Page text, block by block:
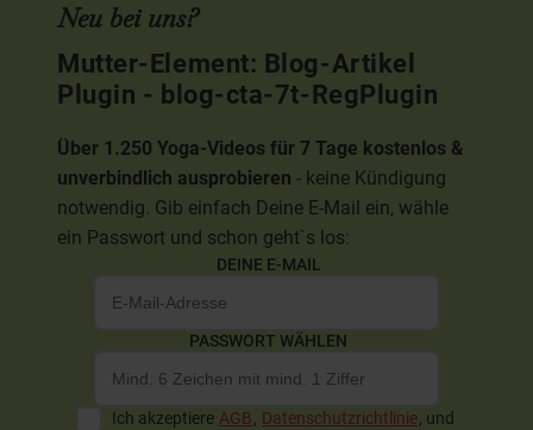
Neu bei uns?
Mutter-Element: Blog-Artikel
Plugin - blog-cta-7t-RegPlugin
Über 1.250 Yoga-Videos für 7 Tage kostenlos &
unverbindlich ausprobieren - keine Kündigung
notwendig. Gib einfach Deine E-Mail ein, wähle
ein Passwort und schon geht`s los:
DEINE E-MAIL
PASSWORT WÄHLEN
Ich akzeptiere AGB, Datenschutzrichtlinie, und